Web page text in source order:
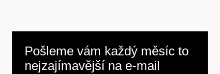
Pošleme vám každý měsíc to
nejzajímavější na e-mail